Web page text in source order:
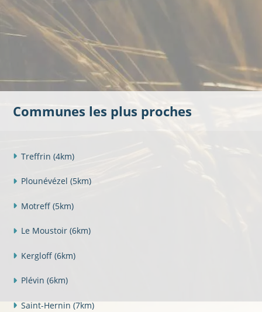
Communes les plus proches
Treffrin (4km)
Plounévézel (5km)
Motreff (5km)
Le Moustoir (6km)
Kergloff (6km)
Plévin (6km)
Saint-Hernin (7km)